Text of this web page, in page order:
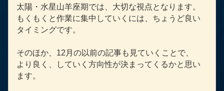
太陽・水星山羊座期では、大切な視点となります。
もくもくと作業に集中していくには、ちょうど良い
タイミングです。
そのほか、12月の以前の記事も見ていくことで、
より良く、していく方向性が決まってくるかと思い
ます。